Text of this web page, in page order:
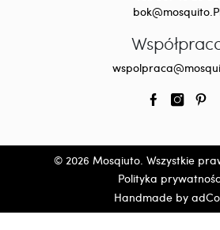
© 2026 Mosqiuto. Wszystkie
Polityka
Handmade by